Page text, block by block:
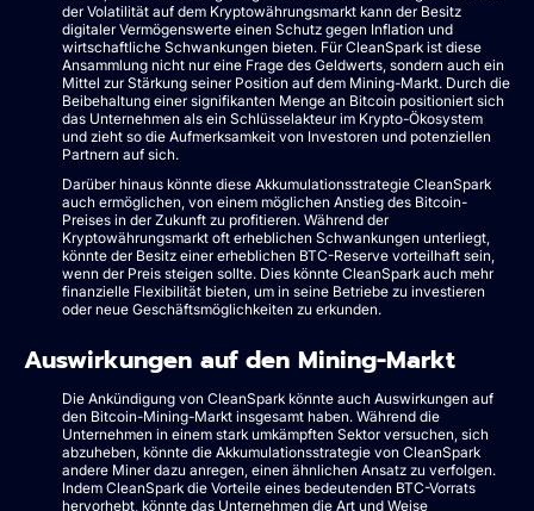
der Volatilität auf dem Kryptowährungsmarkt kann der Besitz
digitaler Vermögenswerte einen Schutz gegen Inflation und
wirtschaftliche Schwankungen bieten. Für CleanSpark ist diese
Ansammlung nicht nur eine Frage des Geldwerts, sondern auch ein
Mittel zur Stärkung seiner Position auf dem Mining-Markt. Durch die
Beibehaltung einer signifikanten Menge an Bitcoin positioniert sich
das Unternehmen als ein Schlüsselakteur im Krypto-Ökosystem
und zieht so die Aufmerksamkeit von Investoren und potenziellen
Partnern auf sich.
Darüber hinaus könnte diese Akkumulationsstrategie CleanSpark
auch ermöglichen, von einem möglichen Anstieg des Bitcoin-
Preises in der Zukunft zu profitieren. Während der
Kryptowährungsmarkt oft erheblichen Schwankungen unterliegt,
könnte der Besitz einer erheblichen BTC-Reserve vorteilhaft sein,
wenn der Preis steigen sollte. Dies könnte CleanSpark auch mehr
finanzielle Flexibilität bieten, um in seine Betriebe zu investieren
oder neue Geschäftsmöglichkeiten zu erkunden.
Auswirkungen auf den Mining-Markt
Die Ankündigung von CleanSpark könnte auch Auswirkungen auf
den Bitcoin-Mining-Markt insgesamt haben. Während die
Unternehmen in einem stark umkämpften Sektor versuchen, sich
abzuheben, könnte die Akkumulationsstrategie von CleanSpark
andere Miner dazu anregen, einen ähnlichen Ansatz zu verfolgen.
Indem CleanSpark die Vorteile eines bedeutenden BTC-Vorrats
hervorhebt, könnte das Unternehmen die Art und Weise